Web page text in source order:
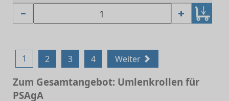
1 2 3 4 Weiter
Zum Gesamtangebot: Umlenkrollen für
PSAgA